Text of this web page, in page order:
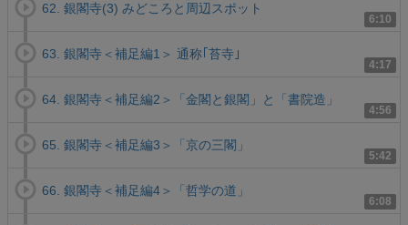
6:10
62. 銀閣寺(3) みどころと周辺スポット
4:17
63. 銀閣寺＜補足編1＞ 通称｢苔寺｣
4:56
64. 銀閣寺＜補足編2＞「金閣と銀閣」と「書院造」
5:42
65. 銀閣寺＜補足編3＞「京の三閣」
6:08
66. 銀閣寺＜補足編4＞「哲学の道」